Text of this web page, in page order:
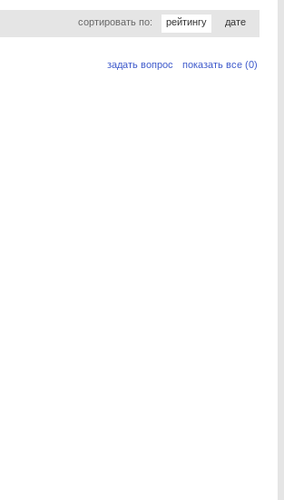
сортировать по: рейтингу дате
показать все (0)
задать вопрос